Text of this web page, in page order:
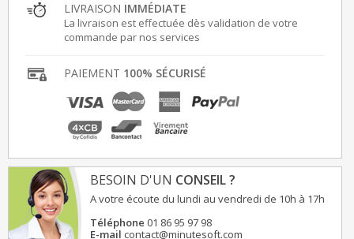
LIVRAISON IMMÉDIATE
La livraison est effectuée dès validation de votre
commande par nos services
PAIEMENT 100% SÉCURISÉ
BESOIN D'UN CONSEIL ?
A votre écoute du lundi au vendredi de 10h à 17h
Téléphone 01 86 95 97 98
E-mail contact@minutesoft.com